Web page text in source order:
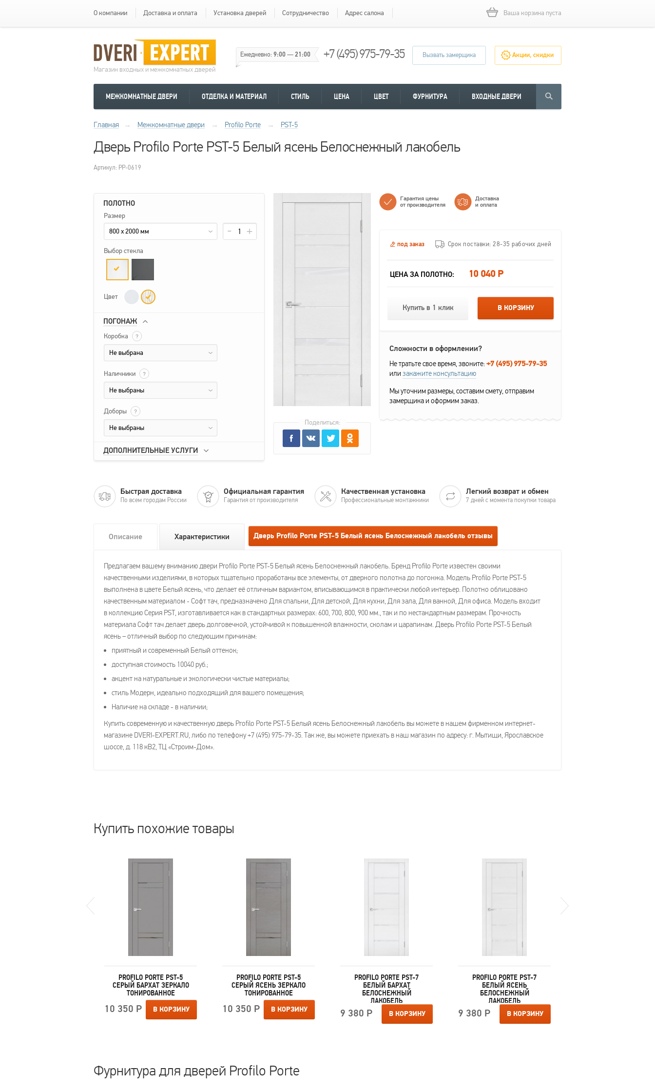
О компании Доставка и оплата Установка дверей Сотрудничество Адрес салона Ваша корзина пуста
Магазин входных и межкомнатных дверей
Ежедневно:9:00—21:00 +7 (495) 975-79-35 Вызвать замерщика Акции, скидки
МЕЖКОМНАТНЫЕ ДВЕРИ ОТДЕЛКА И МАТЕРИАЛ СТИЛЬ ЦЕНА ЦВЕТ ФУРНИТУРА ВХОДНЫЕ ДВЕРИ
Главная → Межкомнатные двери → Profilo Porte → PST-5
Дверь Profilo Porte PST-5 Белый ясень Белоснежный лакобель
Артикул: PP-0619
ПОЛОТНО
Размер
800 x 2000 мм
Выбор стекла
Цвет
ПОГОНАЖ
Коробка ?
Не выбрана
Наличники ?
Не выбраны
Доборы ?
Не выбраны
ДОПОЛНИТЕЛЬНЫЕ УСЛУГИ
Поделиться:
Гарантия цены
от производителя
Доставка
и оплата
под заказ Срок поставки: 28-35 рабочих дней
ЦЕНА ЗА ПОЛОТНО: 10 040 Р
Купить в 1 клик В КОРЗИНУ
Сложности в оформлении?
Не тратьте свое время, звоните:+7 (495) 975-79-35
или закажите консультацию
Мы уточним размеры, составим смету, отправим
замерщика и оформим заказ.
Быстрая доставка
По всем городам России
Официальная гарантия
Гарантия от производителя
Качественная установка
Профессиональные монтажники
Легкий возврат и обмен
7 дней с момента покупки товара
Описание Характеристики Дверь Profilo Porte PST-5 Белый ясень Белоснежный лакобель отзывы
Предлагаем вашему вниманию двери Profilo Porte PST-5 Белый ясень Белоснежный лакобель. Бренд Profilo Porte известен своими
качественными изделиями, в которых тщательно проработаны все элементы, от дверного полотна до погонжа. Модель Profilo Porte PST-5
выполнена в цвете Белый ясень, что делает её отличным вариантом, вписывающимся в практически любой интерьер. Полотно облицовано
качественным материалом - Софт тач, предназначено Для спальни, Для детской, Для кухни, Для зала, Для ванной, Для офиса. Модель входит
в коллекцию Серия PST, изготавливается как в стандартных размерах: 600, 700, 800, 900 мм., так и по нестандартным размерам. Прочность
материала Софт тач делает дверь долговечной, устойчивой к повышенной влажности, сколам и царапинам. Дверь Profilo Porte PST-5 Белый
ясень – отличный выбор по следующим причинам:
приятный и современный Белый оттенок;
доступная стоимость 10040 руб.;
акцент на натуральные и экологически чистые материалы;
стиль Модерн, идеально подходящий для вашего помещения;
Наличие на складе - в наличии;
Купить современную и качественную дверь Profilo Porte PST-5 Белый ясень Белоснежный лакобель вы можете в нашем фирменном интернет-
магазине DVERI-EXPERT.RU, либо по телефону +7 (495) 975-79-35. Так же, вы можете приехать в наш магазин по адресу: г. Мытищи, Ярославское
шоссе, д. 118 кВ2, ТЦ «Строим-Дом».
Купить похожие товары
PROFILO PORTE PST-5
СЕРЫЙ БАРХАТ ЗЕРКАЛО
ТОНИРОВАННОЕ
10 350 Р В КОРЗИНУ
PROFILO PORTE PST-5
СЕРЫЙ ЯСЕНЬ ЗЕРКАЛО
ТОНИРОВАННОЕ
10 350 Р В КОРЗИНУ
PROFILO PORTE PST-7
БЕЛЫЙ БАРХАТ
БЕЛОСНЕЖНЫЙ
ЛАКОБЕЛЬ
9 380 Р В КОРЗИНУ
PROFILO PORTE PST-7
БЕЛЫЙ ЯСЕНЬ
БЕЛОСНЕЖНЫЙ
ЛАКОБЕЛЬ
9 380 Р В КОРЗИНУ
Фурнитура для дверей Profilo Porte